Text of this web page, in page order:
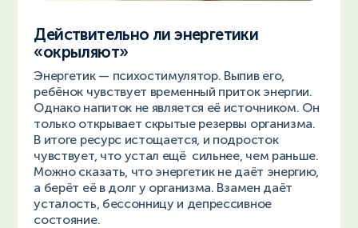
Действительно ли энергетики
«окрыляют»
Энергетик — психостимулятор. Выпив его,
ребёнок чувствует временный приток энергии.
Однако напиток не является её источником. Он
только открывает скрытые резервы организма.
В итоге ресурс истощается, и подросток
чувствует, что устал ещё сильнее, чем раньше.
Можно сказать, что энергетик не даёт энергию,
а берёт её в долг у организма. Взамен даёт
усталость, бессонницу и депрессивное
состояние.